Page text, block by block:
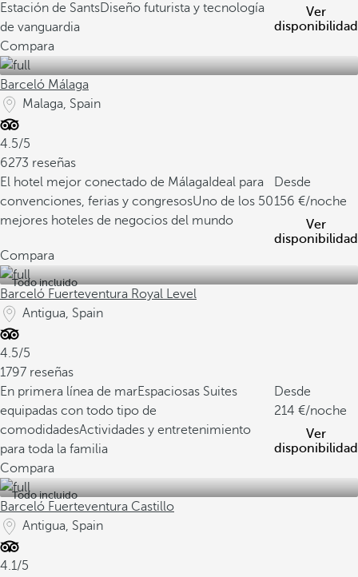
Estación de SantsDiseño futurista y tecnología
de vanguardia
Ver
disponibilidad
Compara
Barceló Málaga
Malaga, Spain
4.5/5
6273 reseñas
El hotel mejor conectado de Málaga Ideal para
convenciones, ferias y congresosUno de los 50
mejores hoteles de negocios del mundo
Desde
156
/noche
Ver
disponibilidad
Compara
Todo incluido
Barceló Fuerteventura Royal Level
Antigua, Spain
4.5/5
1797 reseñas
En primera línea de marEspaciosas Suites
equipadas con todo tipo de
comodidadesActividades y entretenimiento
para toda la familia
Desde
214
/noche
Ver
disponibilidad
Compara
Todo incluido
Barceló Fuerteventura Castillo
Antigua, Spain
4.1/5